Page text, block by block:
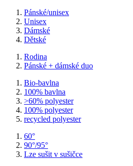
Pánské/unisex
Unisex
Dámské
Dětské
Rodina
Pánské + dámské duo
Bio-bavlna
100% bavlna
>60% polyester
100% polyester
recycled polyester
60°
90°/95°
Lze sušit v sušičce